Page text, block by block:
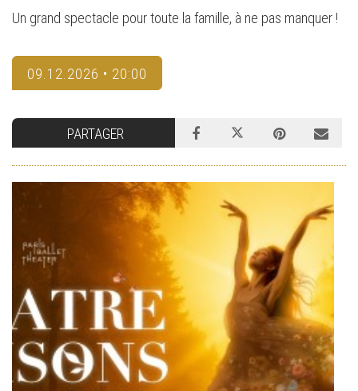
Un grand spectacle pour toute la famille, à ne pas manquer !
09.12.2026 • 20:00
PARTAGER